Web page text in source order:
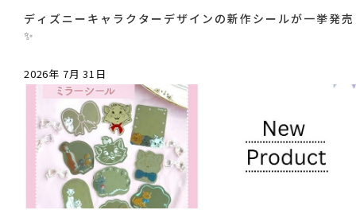
ディズニーキャラクターデザインの新作シールが一挙発売
✨
2026年 7月 31日